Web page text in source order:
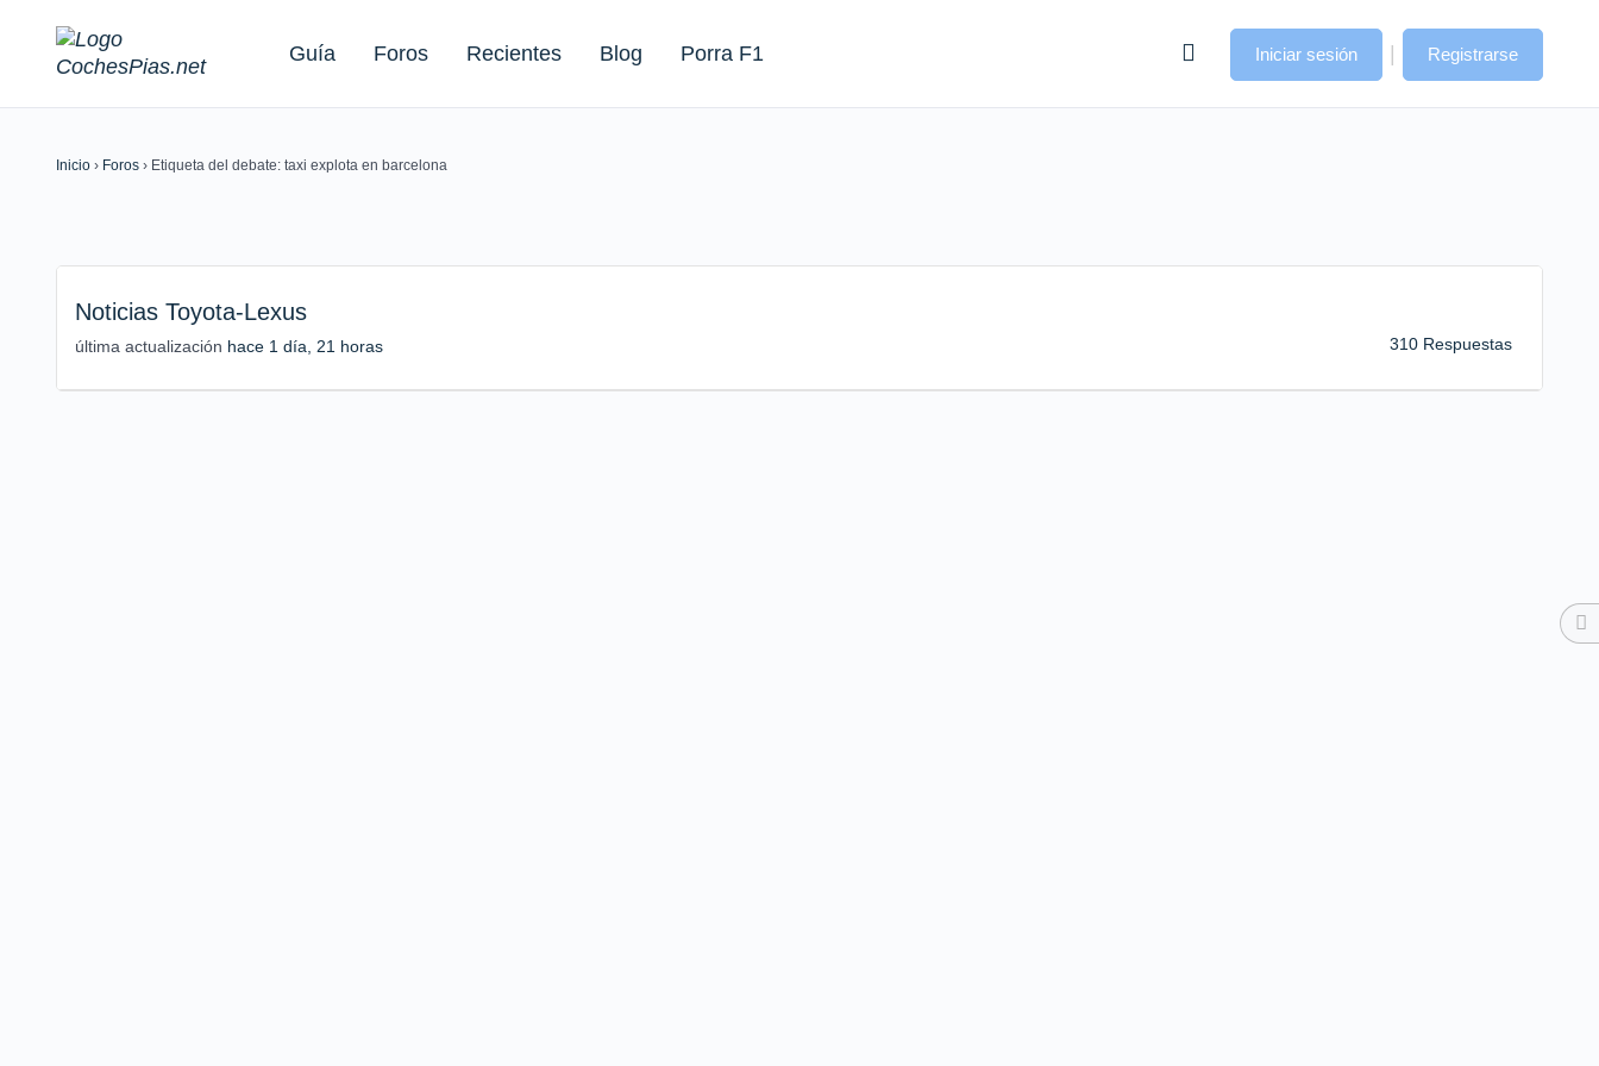
Guía Foros Recientes Blog Porra F1
Buscar:
Iniciar sesión | Registrarse
Inicio › Foros › Etiqueta del debate: taxi explota en barcelona
Noticias Toyota-Lexus
última actualización hace 1 día, 21 horas 310 Respuestas